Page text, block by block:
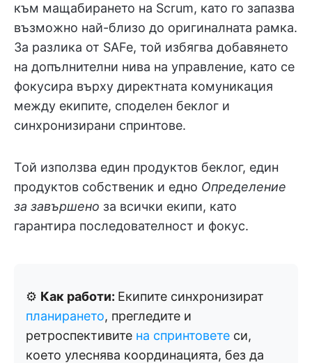
към мащабирането на Scrum, като го запазва
възможно най-близо до оригиналната рамка.
За разлика от SAFe, той избягва добавянето
на допълнителни нива на управление, като се
фокусира върху директната комуникация
между екипите, споделен беклог и
синхронизирани спринтове.
Той използва един продуктов беклог, един
продуктов собственик и едно Определение
за завършено за всички екипи, като
гарантира последователност и фокус.
⚙️ Как работи: Екипите синхронизират
планирането, прегледите и
ретроспективите на спринтовете си,
което улеснява координацията, без да